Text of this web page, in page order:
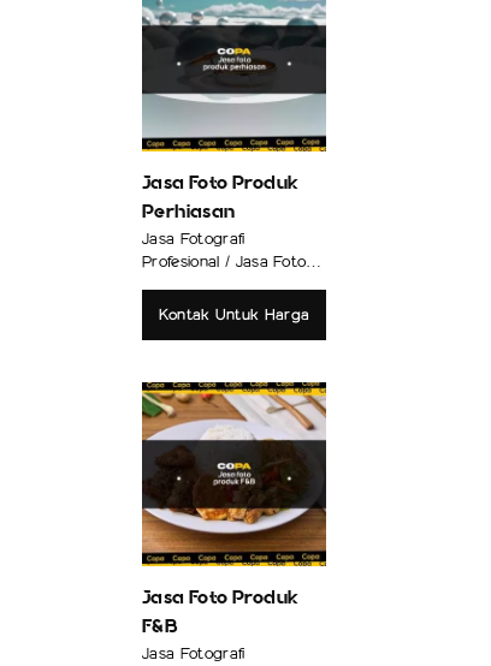
Jasa Foto Produk
Perhiasan
Jasa Fotografi
Profesional / Jasa Foto
Kontak Untuk Harga
Jasa Foto Produk
F&B
Jasa Fotografi